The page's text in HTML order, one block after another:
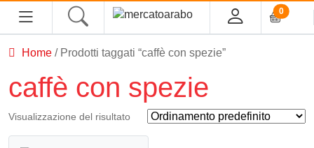
0
Home
Alimentari
Home/ Prodotti taggati “caffè con spezie”
caffè con spezie
Visualizzazione del risultato